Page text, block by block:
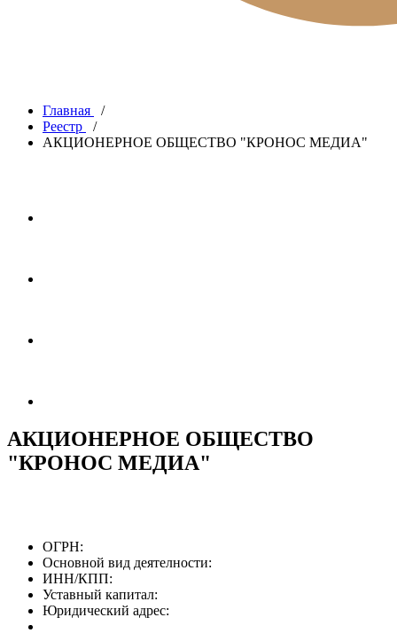
Главная
/
Реестр
/
АКЦИОНЕРНОЕ ОБЩЕСТВО "КРОНОС МЕДИА"
АКЦИОНЕРНОЕ ОБЩЕСТВО
"КРОНОС МЕДИА"
ОГРН:
Основной вид деятелности:
ИНН/КПП:
Уставный капитал:
Юридический адрес: